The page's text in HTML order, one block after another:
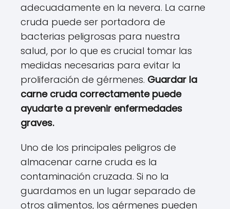
adecuadamente en la nevera. La carne
cruda puede ser portadora de
bacterias peligrosas para nuestra
salud, por lo que es crucial tomar las
medidas necesarias para evitar la
proliferación de gérmenes. Guardar la
carne cruda correctamente puede
ayudarte a prevenir enfermedades
graves.
Uno de los principales peligros de
almacenar carne cruda es la
contaminación cruzada. Si no la
guardamos en un lugar separado de
otros alimentos, los gérmenes pueden